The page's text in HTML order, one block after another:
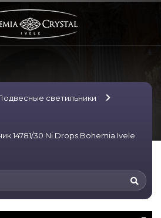
светильники
14781/30 Ni Drops Bohemia Ivele